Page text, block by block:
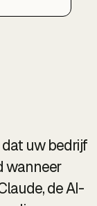
uw bedrijf
wanneer
de AI-